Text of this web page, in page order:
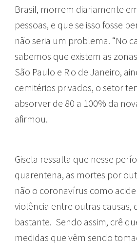
Brasil, morrem diariamente
pessoas, e que se isso fosse
não seria um problema. “No
sabemos que existem as
São Paulo e Rio de Janeiro,
cemitérios privados, o setor
absorver de 80 a 100% da
afirmou.
Gisela ressalta que nesse
quarentena, as mortes por
não o coronavírus como
violência entre outras causas,
bastante. Sendo assim, crê
medidas que vêm sendo